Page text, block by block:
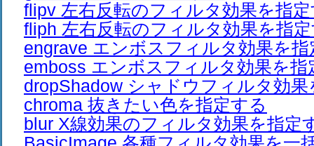
flipv 左右反転のフィルタ効果を指
fliph 左右反転のフィルタ効果を指
engrave エンボスフィルタ効果を指
emboss エンボスフィルタ効果を指
dropShadow シャドウフィルタ効
chroma 抜きたい色を指定する
blur X線効果のフィルタ効果を指定